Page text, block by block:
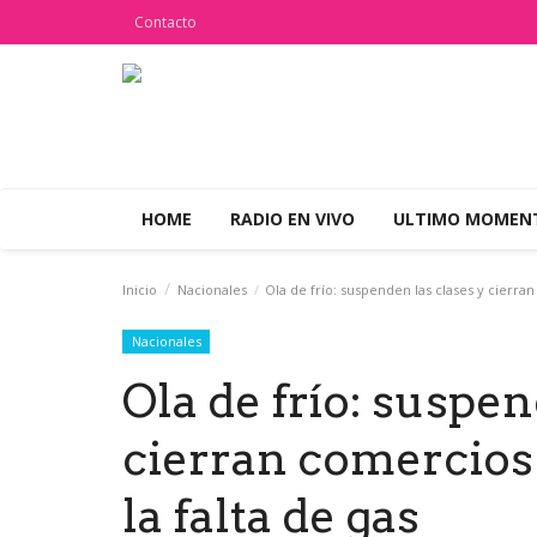
Contacto
HOME RADIO EN VIVO ULTIMO
Inicio Nacionales Ola de frío: suspenden las clases y
Nacionales
Ola de frío:
cierran
la falta de gas